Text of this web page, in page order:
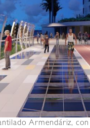
Armendáriz,